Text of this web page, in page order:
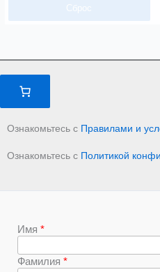
Сброс
Ознакомьтесь с Правилами и
Ознакомьтесь с Политикой
Имя
Фамилия